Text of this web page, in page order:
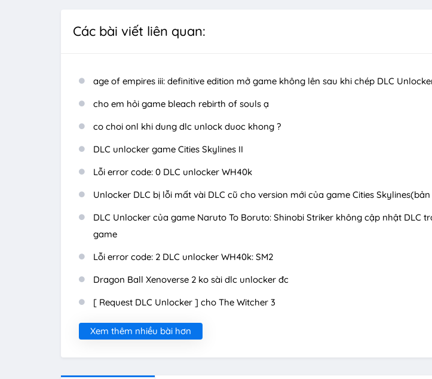
Các bài viết liên quan:
age of empires iii: definitive edition mở game không lên sau khi chép DLC
cho em hỏi game bleach rebirth of souls ạ
co choi onl khi dung dlc unlock duoc khong ?
DLC unlocker game Cities Skylines II
Lỗi error code: 0 DLC unlocker WH40k
Unlocker DLC bị lỗi mất vài DLC cũ cho version mới của game Cities
DLC Unlocker của game Naruto To Boruto: Shinobi Striker không cập nhật DLC
game
Lỗi error code: 2 DLC unlocker WH40k: SM2
Dragon Ball Xenoverse 2 ko sài dlc unlocker đc
[ Request DLC Unlocker ] cho The Witcher 3
Xem thêm nhiều bài hơn